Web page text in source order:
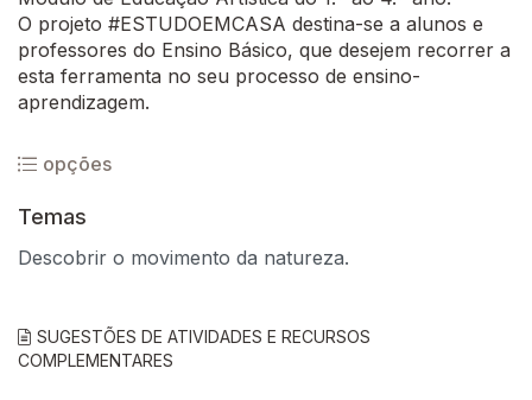
O projeto #ESTUDOEMCASA destina-se a alunos e
professores do Ensino Básico, que desejem recorrer a
esta ferramenta no seu processo de ensino-
aprendizagem.
opções
Temas
Descobrir o movimento da natureza.
SUGESTÕES DE ATIVIDADES E RECURSOS
COMPLEMENTARES